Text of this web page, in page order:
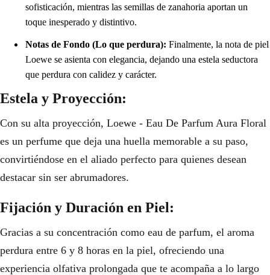
sofisticación, mientras las semillas de zanahoria aportan un
toque inesperado y distintivo.
Notas de Fondo (Lo que perdura): Finalmente, la nota de piel
Loewe se asienta con elegancia, dejando una estela seductora
que perdura con calidez y carácter.
Estela y Proyección:
Con su alta proyección, Loewe - Eau De Parfum Aura Floral
es un perfume que deja una huella memorable a su paso,
convirtiéndose en el aliado perfecto para quienes desean
destacar sin ser abrumadores.
Fijación y Duración en Piel:
Gracias a su concentración como eau de parfum, el aroma
perdura entre 6 y 8 horas en la piel, ofreciendo una
experiencia olfativa prolongada que te acompaña a lo largo